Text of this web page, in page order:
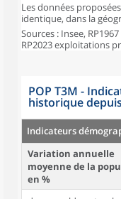
Les données
identique, dans la
Sources : Insee,
RP2023 exploitations
POP T3M -
historique
Indicateurs
Variation annuelle
moyenne de la
en %